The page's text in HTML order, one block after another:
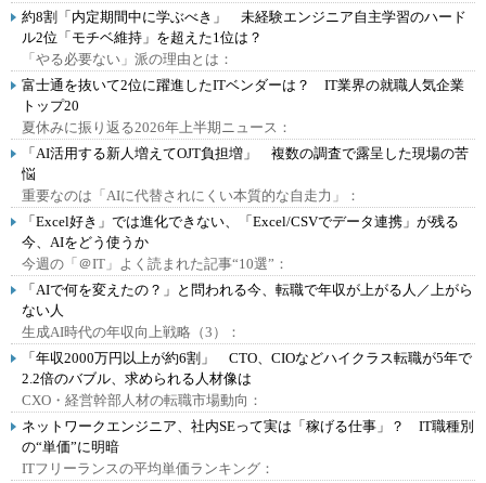
約8割「内定期間中に学ぶべき」 未経験エンジニア自主学習のハード
ル2位「モチベ維持」を超えた1位は？
「やる必要ない」派の理由とは：
富士通を抜いて2位に躍進したITベンダーは？ IT業界の就職人気企業
トップ20
夏休みに振り返る2026年上半期ニュース：
「AI活用する新人増えてOJT負担増」 複数の調査で露呈した現場の苦
悩
重要なのは「AIに代替されにくい本質的な自走力」：
「Excel好き」では進化できない、「Excel/CSVでデータ連携」が残る
今、AIをどう使うか
今週の「＠IT」よく読まれた記事“10選”：
「AIで何を変えたの？」と問われる今、転職で年収が上がる人／上がら
ない人
生成AI時代の年収向上戦略（3）：
「年収2000万円以上が約6割」 CTO、CIOなどハイクラス転職が5年で
2.2倍のバブル、求められる人材像は
CXO・経営幹部人材の転職市場動向：
ネットワークエンジニア、社内SEって実は「稼げる仕事」？ IT職種別
の“単価”に明暗
ITフリーランスの平均単価ランキング：